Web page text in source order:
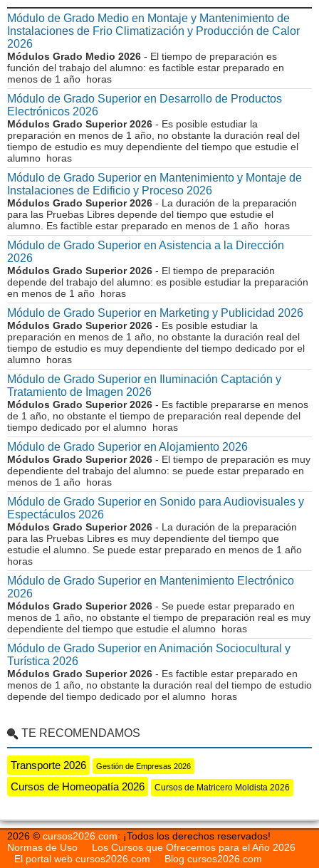
Módulo de Grado Medio en Montaje y Mantenimiento de
Instalaciones de Frio Climatización y Producción de Calor
2026
Módulos Grado Medio 2026 - El tiempo de preparación es
función del trabajo del alumno: es factible estar preparado en
menos de 1 año horas
Módulo de Grado Superior en Desarrollo de Productos
Electrónicos 2026
Módulos Grado Superior 2026 - Es posible estudiar la
preparación en menos de 1 año, no obstante la duración real del
tiempo de estudio es muy dependiente del tiempo que estudie el
alumno horas
Módulo de Grado Superior en Mantenimiento y Montaje de
Instalaciones de Edificio y Proceso 2026
Módulos Grado Superior 2026 - La duración de la preparación
para las Pruebas Libres depende del tiempo que estudie el
alumno. Es factible estar preparado en menos de 1 año horas
Módulo de Grado Superior en Asistencia a la Dirección
2026
Módulos Grado Superior 2026 - El tiempo de preparación
depende del trabajo del alumno: es posible estudiar la preparación
en menos de 1 año horas
Módulo de Grado Superior en Marketing y Publicidad 2026
Módulos Grado Superior 2026 - Es posible estudiar la
preparación en menos de 1 año, no obstante la duración real del
tiempo de estudio es muy dependiente del tiempo dedicado por el
alumno horas
Módulo de Grado Superior en Iluminación Captación y
Tratamiento de Imagen 2026
Módulos Grado Superior 2026 - Es factible prepararse en menos
de 1 año, no obstante el tiempo de preparación real depende del
tiempo dedicado por el alumno horas
Módulo de Grado Superior en Alojamiento 2026
Módulos Grado Superior 2026 - El tiempo de preparación es muy
dependiente del trabajo del alumno: se puede estar preparado en
menos de 1 año horas
Módulo de Grado Superior en Sonido para Audiovisuales y
Espectáculos 2026
Módulos Grado Superior 2026 - La duración de la preparación
para las Pruebas Libres es muy dependiente del tiempo que
estudie el alumno. Se puede estar preparado en menos de 1 año
horas
Módulo de Grado Superior en Mantenimiento Electrónico
2026
Módulos Grado Superior 2026 - Se puede estar preparado en
menos de 1 año, no obstante el tiempo de preparación real es muy
dependiente del tiempo que estudie el alumno horas
Módulo de Grado Superior en Animación Sociocultural y
Turística 2026
Módulos Grado Superior 2026 - Es factible estar preparado en
menos de 1 año, no obstante la duración real del tiempo de estudio
depende del tiempo dedicado por el alumno horas
TE RECOMENDAMOS
Transporte 2026 Gestión de Empresas 2026
Cursos de Homeopatía 2026 Cursos de Matricero Moldista 2026
2026 © cursos2026.com: ¡Todos los derechos reservados!
Normas de Uso
Los Cursos que Ofrecemos para el Año 2026
El portal web cursos2026.com
Blog cursos2026.com